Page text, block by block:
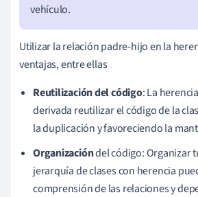
vehículo.
Utilizar la relación padre-hijo en la
ventajas, entre ellas
Reutilización del código: La
derivada reutilizar el código de la
la duplicación y favoreciendo la
Organizacióndel código: Organizar
jerarquía de clases con herencia
comprensión de las relaciones y